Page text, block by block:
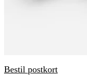
Bestil postkort